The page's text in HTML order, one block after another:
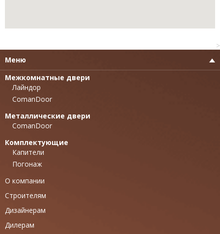
>
Меню
Межкомнатные двери
Лайндор
ComanDoor
Металлические двери
ComanDoor
Комплектующие
Капители
Погонаж
О компании
Строителям
Дизайнерам
Дилерам